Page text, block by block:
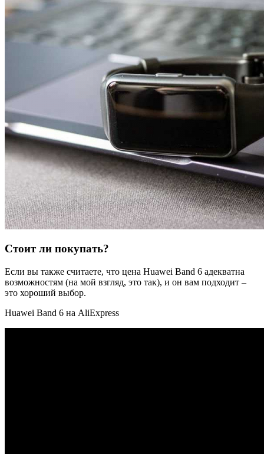
Стоит ли покупать?
Если вы также считаете, что цена Huawei Band 6 адекватна
возможностям (на мой взгляд, это так), и он вам подходит –
это хороший выбор.
Huawei Band 6 на AliExpress